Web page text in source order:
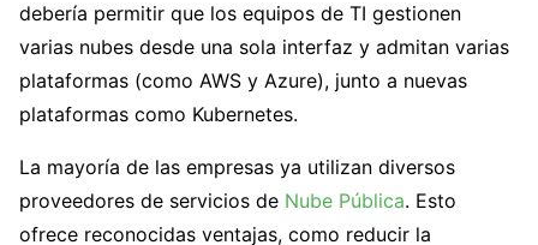
debería permitir que los equipos de TI gestionen
varias nubes desde una sola interfaz y admitan varias
plataformas (como AWS y Azure), junto a nuevas
plataformas como Kubernetes.
La mayoría de las empresas ya utilizan diversos
proveedores de servicios de Nube Pública. Esto
ofrece reconocidas ventajas, como reducir la